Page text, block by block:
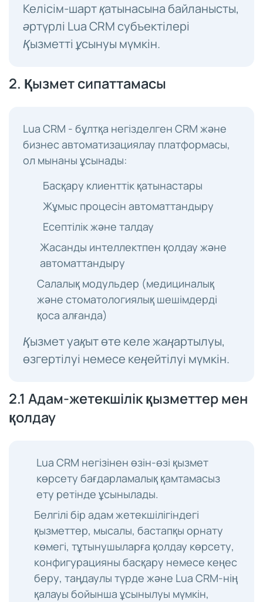
Келісім-шарт қатынасына байланысты,
әртүрлі Lua CRM субъектілері
Қызметті ұсынуы мүмкін.
2. Қызмет сипаттамасы
Lua CRM - бұлтқа негізделген CRM және
бизнес автоматизациялау платформасы,
ол мынаны ұсынады:
Басқару клиенттік қатынастары
Жұмыс процесін автоматтандыру
Есептілік және талдау
Жасанды интеллектпен қолдау және
автоматтандыру
Салалық модульдер (медициналық
және стоматологиялық шешімдерді
қоса алғанда)
Қызмет уақыт өте келе жаңартылуы,
өзгертілуі немесе кеңейтілуі мүмкін.
2.1 Адам-жетекшілік қызметтер мен
қолдау
Lua CRM негізінен өзін-өзі қызмет
көрсету бағдарламалық қамтамасыз
ету ретінде ұсынылады.
Белгілі бір адам жетекшілігіндегі
қызметтер, мысалы, бастапқы орнату
көмегі, тұтынушыларға қолдау көрсету,
конфигурацияны басқару немесе кеңес
беру, таңдаулы түрде және Lua CRM-нің
қалауы бойынша ұсынылуы мүмкін,